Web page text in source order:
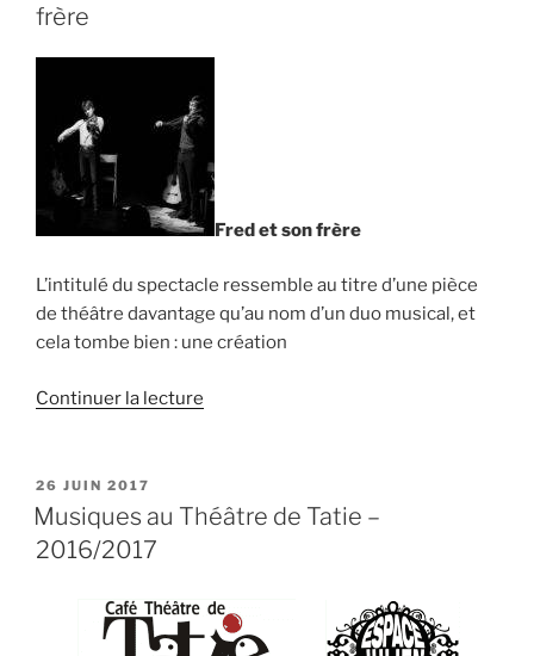
&
Marx »
frère
Fred et son frère
L’intitulé du spectacle ressemble au titre d’une pièce
de théâtre davantage qu’au nom d’un duo musical, et
cela tombe bien : une création
Continuer la lecture
pour
son
frère »
PUBLIÉ
LE
26 JUIN 2017
Musiques au Théâtre de Tatie –
2016/2017